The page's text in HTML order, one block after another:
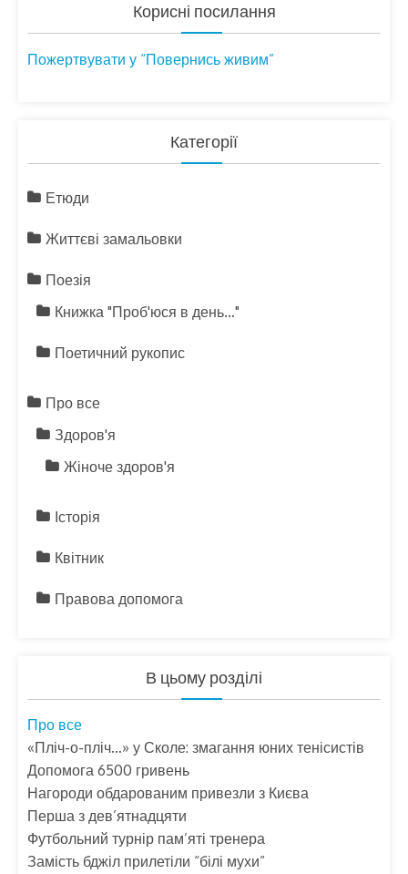
Корисні посилання
Пожертвувати у “Повернись живим”
Категорії
Етюди
Життєві замальовки
Поезія
Книжка "Проб'юся в день…"
Поетичний рукопис
Про все
Здоров'я
Жіноче здоров'я
Історія
Квітник
Правова допомога
В цьому розділі
Про все
«Пліч-о-пліч…» у Сколе: змагання юних тенісистів
Допомога 6500 гривень
Нагороди обдарованим привезли з Києва
Перша з дев’ятнадцяти
Футбольний турнір пам’яті тренера
Замість бджіл прилетіли “білі мухи”